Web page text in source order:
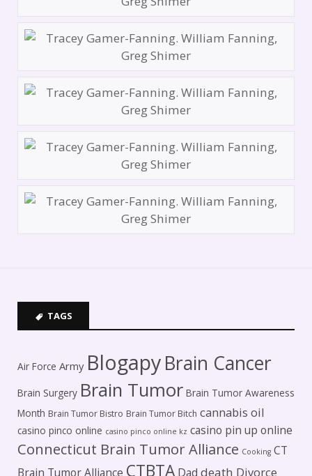
TAGS
Air Force Army BlogapyBrain Cancer
Brain Surgery Brain Tumor Brain Tumor Awareness
Month Brain Tumor Bistro Brain Tumor Bitch cannabis oil
casino pinco online casino pinco online kz casino pin up online
Connecticut Brain Tumor Alliance Cooking CT
Brain Tumor Alliance CTBTA Dad death Divorce